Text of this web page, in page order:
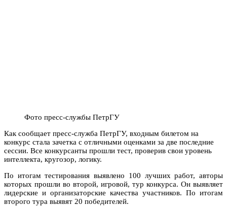
Фото пресс-службы ПетрГУ
Как сообщает пресс-служба ПетрГУ, входным билетом на
конкурс стала зачетка с отличными оценками за две последние
сессии. Все конкурсанты прошли тест, проверив свои уровень
интеллекта, кругозор, логику.
По итогам тестирования выявлено 100 лучших работ, авторы
которых прошли во второй, игровой, тур конкурса. Он выявляет
лидерские и организаторские качества участников. По итогам
второго тура выявят 20 победителей.